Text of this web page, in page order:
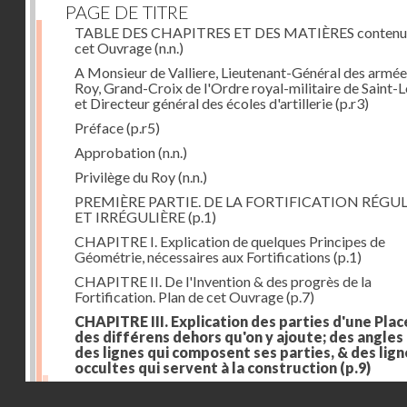
PAGE DE TITRE
TABLE DES CHAPITRES ET DES MATIÈRES
cet Ouvrage(n.n.)
A Monsieur de Valliere, Lieutenant-Général des
Roy, Grand-Croix de l'Ordre royal-militaire de Saint-
et Directeur général des écoles d'artillerie(p.r3)
Préface(p.r5)
Approbation(n.n.)
Privilège du Roy(n.n.)
PREMIÈRE PARTIE. DE LA FORTIFICATION
ET IRRÉGULIÈRE(p.1)
CHAPITRE I. Explication de quelques Principes de
Géométrie, nécessaires aux Fortifications (p.1)
CHAPITRE II. De l'Invention & des progrès de la
Fortification. Plan de cet Ouvrage(p.7)
CHAPITRE III. Explication des parties d'une
des différens dehors qu'on y ajoute; des angles
des lignes qui composent ses parties, & des
occultes qui servent à la construction (p.9)
Des lignes & des angles qui composent les parties